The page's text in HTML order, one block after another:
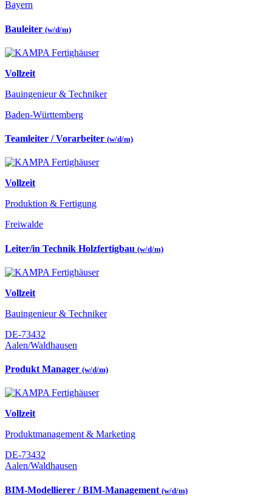
Bayern
Bauleiter (w/d/m)
Vollzeit
Bauingenieur & Techniker
Baden-Württemberg
Teamleiter / Vorarbeiter (w/d/m)
Vollzeit
Produktion & Fertigung
Freiwalde
Leiter/in Technik Holzfertigbau (w/d/m)
Vollzeit
Bauingenieur & Techniker
DE-73432
Aalen/Waldhausen
Produkt Manager (w/d/m)
Vollzeit
Produktmanagement & Marketing
DE-73432
Aalen/Waldhausen
BIM-Modellierer / BIM-Management (w/d/m)